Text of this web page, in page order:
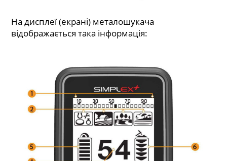
На дисплеї (екрані) металошукача
відображається така інформація: